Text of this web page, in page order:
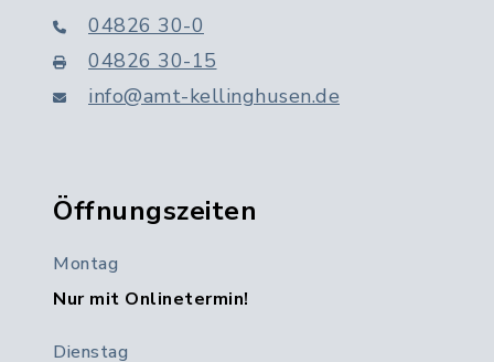
04826 30-0
04826 30-15
info@amt-kellinghusen.de
Öffnungszeiten
Montag
Nur mit Onlinetermin!
Dienstag